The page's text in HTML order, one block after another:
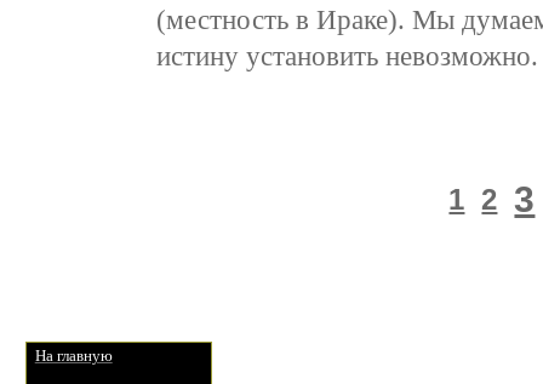
(местность в Ираке). Мы
истину установить невозможно.
1 2 3
На главную